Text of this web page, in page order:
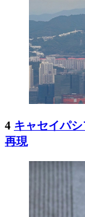
4 キャセイパ
再現